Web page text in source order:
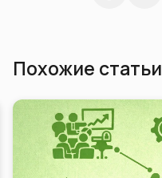
Похожие статьи